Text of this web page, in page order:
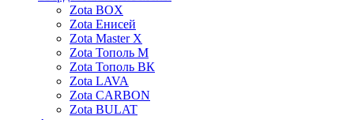
Zota BOX
Zota Енисей
Zota Master X
Zota Тополь М
Zota Тополь ВК
Zota LAVA
Zota CARBON
Zota BULAT